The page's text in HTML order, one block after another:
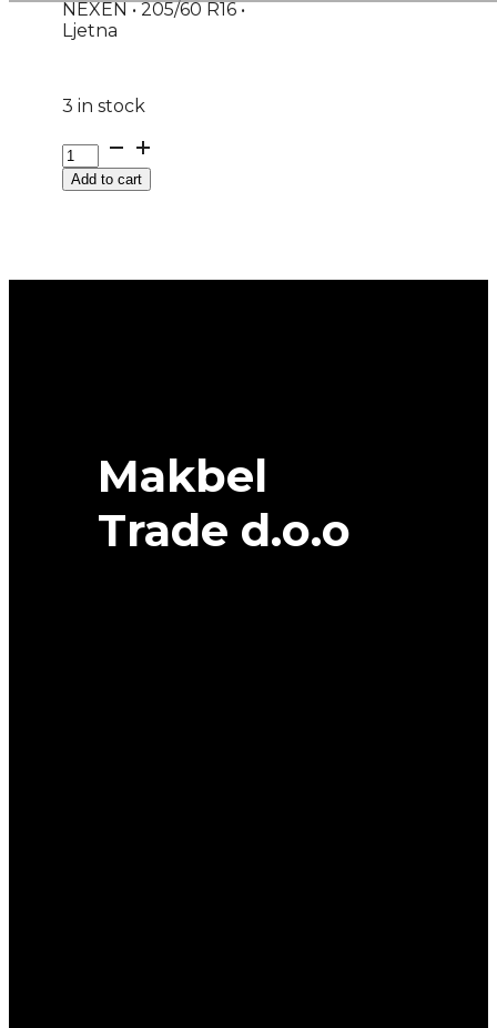
NEXEN • 205/60 R16 •
Ljetna
3 in stock
GUMA
LJ/P
NEXEN
Add to cart
Makbel
Trade d.o.o